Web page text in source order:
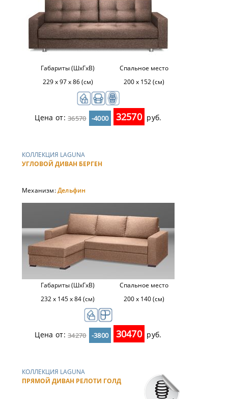
Габариты (ШхГхВ)
229 x 97 x 86 (см)
Спальное место
200 х 152 (см)
Цена от:36570 -4000 32570 руб.
КОЛЛЕКЦИЯ LAGUNA
УГЛОВОЙ ДИВАН БЕРГЕН
Механизм:Дельфин
Габариты (ШхГхВ)
232 х 145 х 84 (см)
Спальное место
200 x 140 (см)
Цена от:34270 -3800 30470 руб.
КОЛЛЕКЦИЯ LAGUNA
ПРЯМОЙ ДИВАН РЕЛОТИ ГОЛД